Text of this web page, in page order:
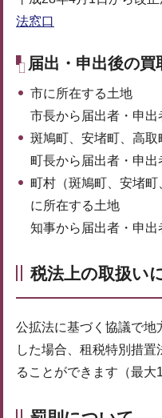
法窓口
届出・申出後の買
市に所在する土地
市長から届出者・申出
斑鳩町、安堵町、高
町長から届出者・申出
町村（斑鳩町、安堵町
に所在する土地
知事から届出者・申出
税法上の取扱い
公拡法に基づく協議で地
した場合、租税特別措
ることができます（最大